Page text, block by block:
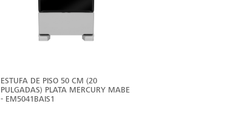
ESTUFA DE PISO 50 CM (20
PULGADAS) PLATA MERCURY MABE
- EM5041BAIS1